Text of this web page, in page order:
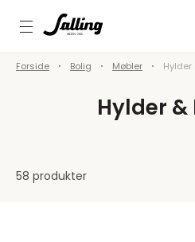
Forside Bolig Møbler Hylder
Hylder &
58 produkter